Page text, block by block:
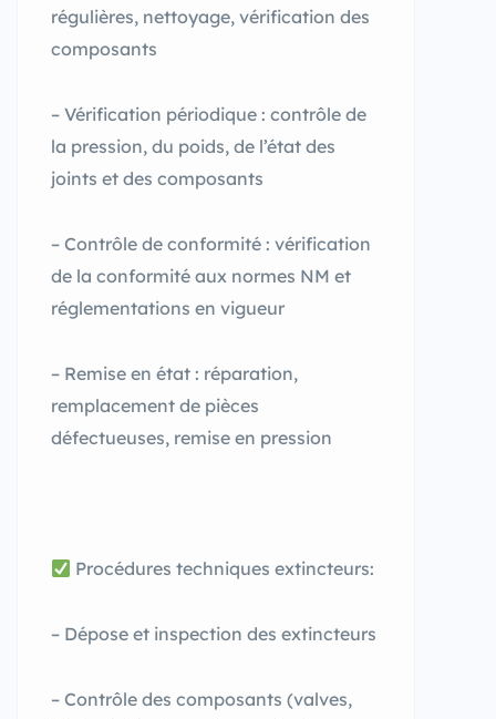
régulières, nettoyage, vérification des
composants
– Vérification périodique : contrôle de
la pression, du poids, de l’état des
joints et des composants
– Contrôle de conformité : vérification
de la conformité aux normes NM et
réglementations en vigueur
– Remise en état : réparation,
remplacement de pièces
défectueuses, remise en pression
Procédures techniques extincteurs:
– Dépose et inspection des extincteurs
– Contrôle des composants (valves,